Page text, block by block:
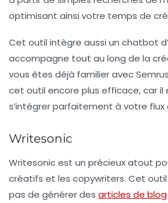
optimisant ainsi votre temps de
Cet outil intègre aussi un chatbot
accompagne tout au long de la
vous êtes déjà familier avec
cet outil encore plus efficace, car il
s’intégrer parfaitement à votre flux
Writesonic
Writesonic est un précieux atout
créatifs et les copywriters. Cet
pas de générer des articles de blog